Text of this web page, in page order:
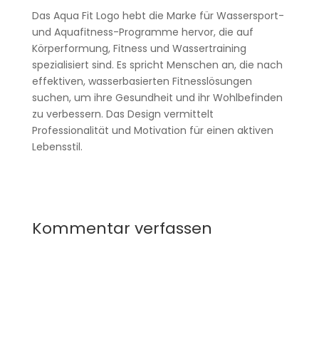
Das Aqua Fit Logo hebt die Marke für Wassersport-
und Aquafitness-Programme hervor, die auf
Körperformung, Fitness und Wassertraining
spezialisiert sind. Es spricht Menschen an, die nach
effektiven, wasserbasierten Fitnesslösungen
suchen, um ihre Gesundheit und ihr Wohlbefinden
zu verbessern. Das Design vermittelt
Professionalität und Motivation für einen aktiven
Lebensstil.
Kommentar verfassen